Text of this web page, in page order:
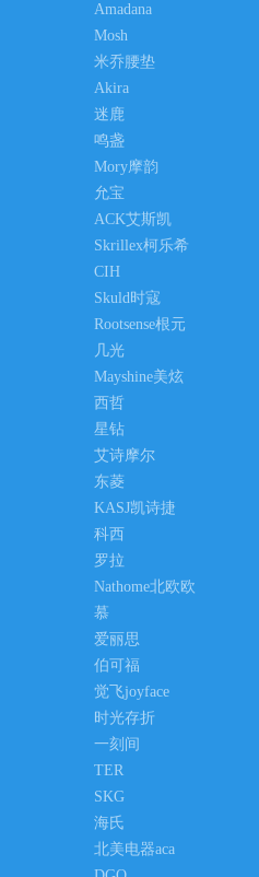
Amadana
Mosh
米乔腰垫
Akira
迷鹿
鸣盏
Mory摩韵
允宝
ACK艾斯凯
Skrillex柯乐希
CIH
Skuld时寇
Rootsense根元
几光
Mayshine美炫
西哲
星钻
艾诗摩尔
东菱
KASJ凯诗捷
科西
罗拉
Nathome北欧欧
慕
爱丽思
伯可福
觉飞joyface
时光存折
一刻间
TER
SKG
海氏
北美电器aca